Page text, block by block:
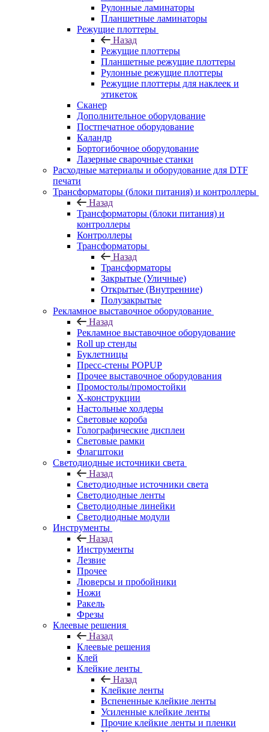
Рулонные ламинаторы
Планшетные ламинаторы
Режущие плоттеры
Назад
Режущие плоттеры
Планшетные режущие плоттеры
Рулонные режущие плоттеры
Режущие плоттеры для наклеек и
этикеток
Сканер
Дополнительное оборудование
Постпечатное оборудование
Каландр
Бортогибочное оборудование
Лазерные сварочные станки
Расходные материалы и оборудование для DTF
печати
Трансформаторы (блоки питания) и контроллеры
Назад
Трансформаторы (блоки питания) и
контроллеры
Контроллеры
Трансформаторы
Назад
Трансформаторы
Закрытые (Уличные)
Открытые (Внутренние)
Полузакрытые
Рекламное выставочное оборудование
Назад
Рекламное выставочное оборудование
Roll up стенды
Буклетницы
Пресс-стены POPUP
Прочее выставочное оборудования
Промостолы/промостойки
Х-конструкции
Настольные холдеры
Световые короба
Голографические дисплеи
Световые рамки
Флагштоки
Светодиодные источники света
Назад
Светодиодные источники света
Светодиодные ленты
Светодиодные линейки
Светодиодные модули
Инструменты
Назад
Инструменты
Лезвие
Прочее
Люверсы и пробойники
Ножи
Ракель
Фрезы
Клеевые решения
Назад
Клеевые решения
Клей
Клейкие ленты
Назад
Клейкие ленты
Вспененные клейкие ленты
Усиленные клейкие ленты
Прочие клейкие ленты и пленки